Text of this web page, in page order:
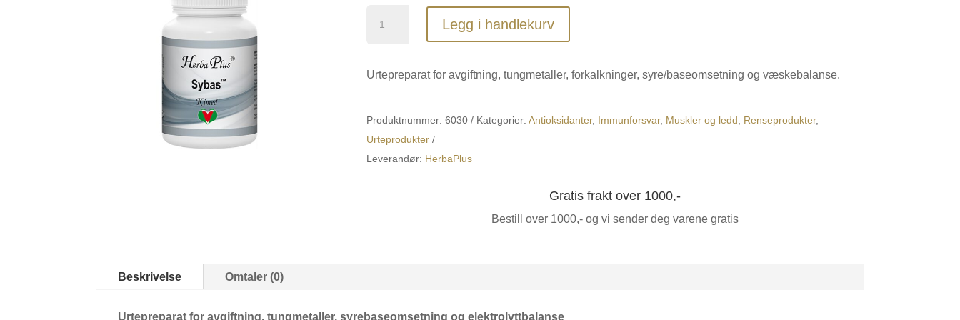
Legg i handlekurv
Urtepreparat for avgiftning, tungmetaller, forkalkninger, syre/baseomsetning og væskebalanse.
Produktnummer: 6030 Kategorier: Antioksidanter, Immunforsvar, Muskler og ledd Renseprodukter,
Urteprodukter
Leverandør: HerbaPlus
Gratis frakt over 1000,-
Bestill over 1000,- og vi sender deg varene gratis
Beskrivelse Omtaler (0)
Urtepreparat for avgiftning, tungmetaller, syrebaseomsetning og elektrolyttbalanse